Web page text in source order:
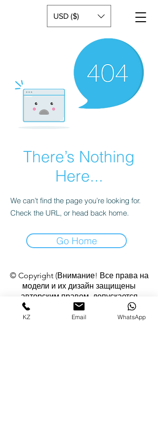
USD ($)
There’s Nothing
Here...
We can’t find the page you’re looking for.
Check the URL, or head back home.
Go Home
© Copyright (Внимание! Все права на
модели и их дизайн защищены
авторским правом, допускается
использование изображений изделий в
некоммерческих целях с согласия
KZ Email WhatsApp